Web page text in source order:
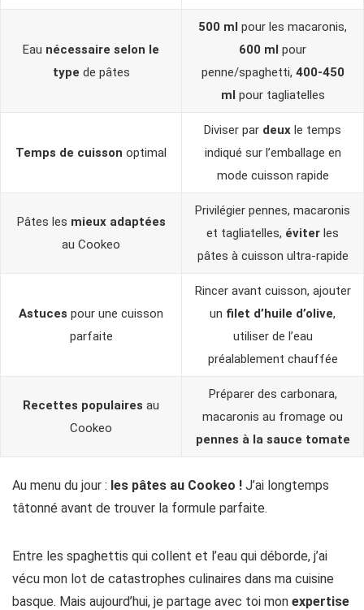
Eau nécessaire selon le
type de pâtes
500 ml pour les macaronis,
600 ml pour
penne/spaghetti, 400-450
ml pour tagliatelles
Temps de cuisson optimal
Diviser par deux le temps
indiqué sur l’emballage en
mode cuisson rapide
Pâtes les mieux adaptées
au Cookeo
Privilégier pennes, macaronis
et tagliatelles, éviter les
pâtes à cuisson ultra-rapide
Astuces pour une cuisson
parfaite
Rincer avant cuisson, ajouter
un filet d’huile d’olive,
utiliser de l’eau
préalablement chauffée
Recettes populaires au
Cookeo
Préparer des carbonara,
macaronis au fromage ou
pennes à la sauce tomate
Au menu du jour : les pâtes au Cookeo ! J’ai longtemps
tâtonné avant de trouver la formule parfaite.
Entre les spaghettis qui collent et l’eau qui déborde, j’ai
vécu mon lot de catastrophes culinaires dans ma cuisine
basque. Mais aujourd’hui, je partage avec toi mon expertise